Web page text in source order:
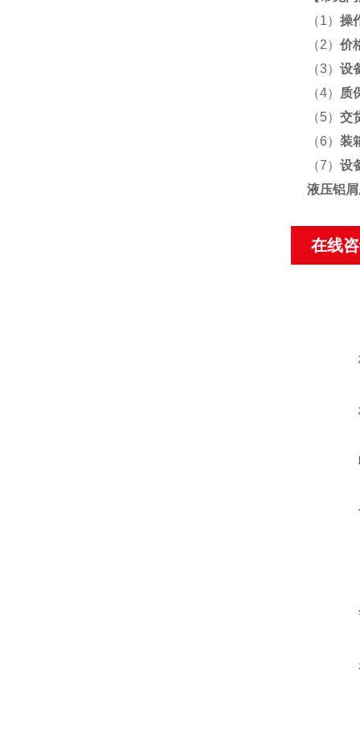
（1） 操
（2） 价
（3） 设
（4）
质
（5） 交
（6） 装
（7） 设
液压铝
在线